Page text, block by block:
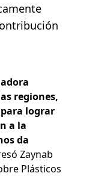
regiones,
lograr
a la
da
Zaynab
Plásticos